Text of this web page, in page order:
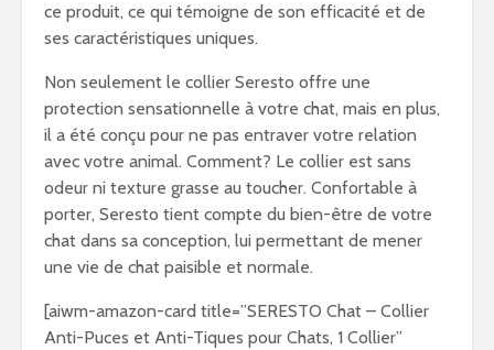
ce produit, ce qui témoigne de son efficacité et de
ses caractéristiques uniques.
Non seulement le collier Seresto offre une
protection sensationnelle à votre chat, mais en plus,
il a été conçu pour ne pas entraver votre relation
avec votre animal. Comment? Le collier est sans
odeur ni texture grasse au toucher. Confortable à
porter, Seresto tient compte du bien-être de votre
chat dans sa conception, lui permettant de mener
une vie de chat paisible et normale.
[aiwm-amazon-card title=”SERESTO Chat – Collier
Anti-Puces et Anti-Tiques pour Chats, 1 Collier”